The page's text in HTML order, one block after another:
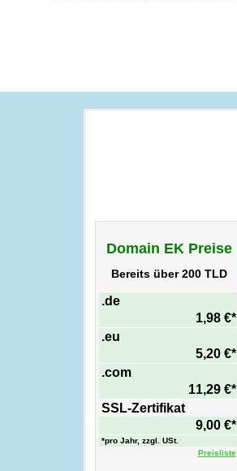
Domain EK Preise
Bereits über 200 TLD
.de
1,98 €*
.eu
5,20 €*
.com
11,29 €*
SSL-Zertifikat
9,00 €*
*pro Jahr, zzgl. USt.
Preisliste